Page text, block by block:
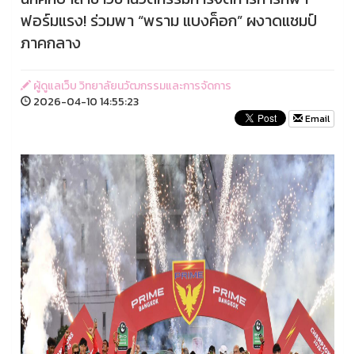
ฟอร์มแรง! ร่วมพา “พราม แบงค็อก” ผงาดแชมป์
ภาคกลาง
ผู้ดูแลเว็บ วิทยาลัยนวัฒกรรมและการจัดการ
2026-04-10 14:55:23
Email